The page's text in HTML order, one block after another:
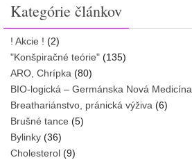
Kategórie článkov
! Akcie ! (2)
"Konšpiračné teórie" (135)
ARO, Chrípka (80)
BIO-logická – Germánska Nová Medicína
Breathariánstvo, pránická výživa (6)
Brušné tance (5)
Bylinky (36)
Cholesterol (9)